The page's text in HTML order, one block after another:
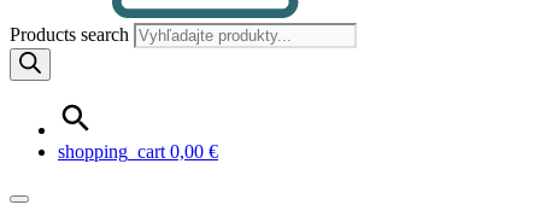
Products search
shopping_cart 0,00 €